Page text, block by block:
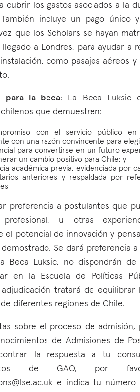
cubrir los gastos asociados a la
También incluye un pago único
que los Scholars se hayan
llegado a Londres, para ayudar a
como pasajes aéreos y
para la beca: La Beca Luksic
que demuestren:
con el servicio público
con una razón convincente para
para convertirse en un futuro
un cambio positivo para Chile; y
académica previa, evidenciada por
anteriores y respaldada por
preferencia a postulantes que
profesional, u otras
el potencial de innovación y
Se dará preferencia
Beca Luksic, no dispondrán de
en la Escuela de Políticas
tratará de equilibrar
diferentes regiones de Chile.
sobre el proceso de admisión,
de Admisiones de
la respuesta a tu
de GAO, por
e indica tu número